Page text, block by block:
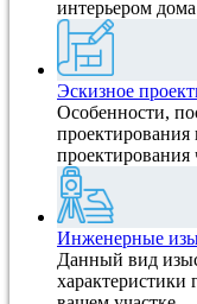
интерьером дома
Эскизное
Особенности,
проектирования
проектирования
Инженерные
Данный вид
характеристики